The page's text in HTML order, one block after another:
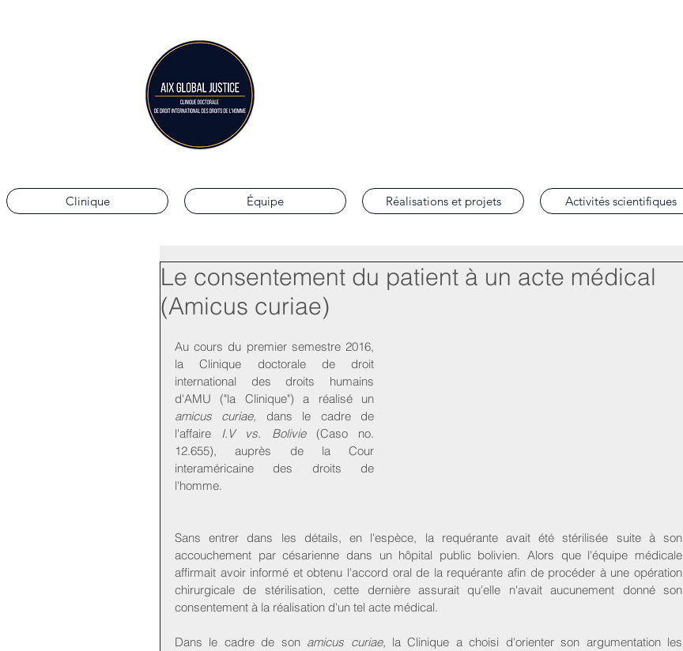
Clinique Équipe Réalisations et projets Activités scientifiques
Le consentement du patient à un acte médical
(Amicus curiae)
Au cours du premier semestre 2016,
la Clinique doctorale de droit
international des droits humains
amicus curiae, dans le cadre de
l'affaire I.V vs. Bolivie (Caso no.
12.655), auprès de la Cour
interaméricaine des droits de
l'homme.
Sans entrer dans les détails, en l'espèce, la requérante avait été stérilisée suite à son
accouchement par césarienne dans un hôpital public bolivien. Alors que l'équipe médicale
affirmait avoir informé et obtenu l'accord oral de la requérante afin de procéder à une opération
chirurgicale de stérilisation, cette dernière assurait qu'elle n'avait aucunement donné son
consentement à la réalisation d'un tel acte médical.
Dans le cadre de son amicus curiae, la Clinique a choisi d'orienter son argumentation les